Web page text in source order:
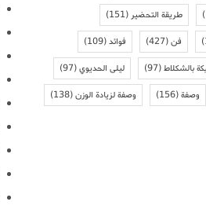
طريقة التحضير(151)
فن(427) فوائد(109)
بالشكلاط(97) ليلى الحديوي(97)
وصفة(156) وصفة لزيادة الوزن(138)